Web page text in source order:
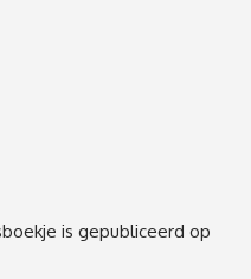
is gepubliceerd op